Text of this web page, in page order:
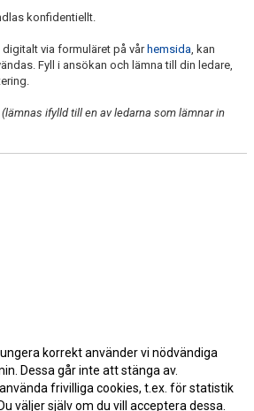
konfidentiellt.
via formuläret på vår hemsida, kan
Fyll i ansökan och lämna till din ledare,
ifylld till en av ledarna som lämnar in
korrekt använder vi nödvändiga
Dessa går inte att stänga av.
frivilliga cookies, t.ex. för statistik
väljer själv om du vill acceptera dessa.